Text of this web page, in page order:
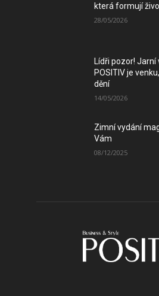
která formují
28/05/2026
Lídři pozor!
POSITIV je
dění
14/05/2026
Zimní vydání
Vám
08/12/2025